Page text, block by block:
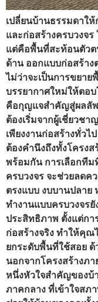
เปลี่ยนบ้านธรรมดาใ
และก่อสร้างครบวงจร
แต่คือพื้นที่สะท้อนตัว
ด้าน ออกแบบก่อสร้าง
ไม่ว่าจะเป็นการขยาย
บรรยากาศใหม่ให้ตอ
คือกุญแจสำคัญสู่ผลลัพ
ต้องเริ่มจากผู้เชี่ยวช
เพียงงานก่อสร้างทั่วไ
ต้องคำนึงถึงทั้งโครง
พร้อมกัน การเลือกที
ครบวงจร จะช่วยลดค
ตรงแบบ งบบานปลาย
ทำงานแบบครบวงจร
ประสิทธิภาพ ตั้งแต่กา
ก่อสร้างจริง ทำให้คุณ
ยกระดับพื้นที่ใช้สอย
นอกจากโครงสร้างภ
หนึ่งหัวใจสำคัญของบ้
ภาคกลาง ที่เข้าใจสภ